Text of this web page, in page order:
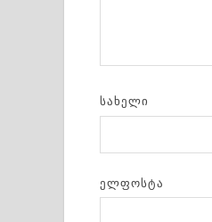
ᲡᲐᲮᲔᲚᲘ
ᲔᲚᲤᲝᲡᲢᲐ